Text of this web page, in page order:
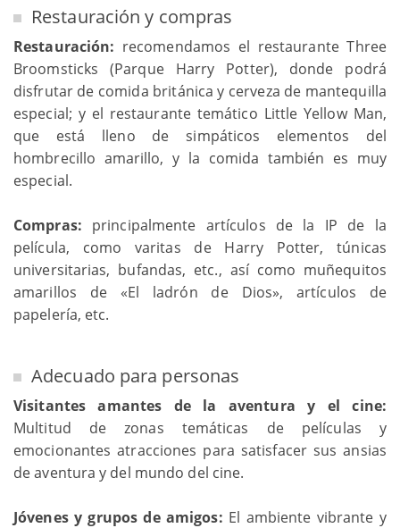
Restauración y compras
Restauración: recomendamos el restaurante Three
Broomsticks (Parque Harry Potter), donde podrá
disfrutar de comida británica y cerveza de mantequilla
especial; y el restaurante temático Little Yellow Man,
que está lleno de simpáticos elementos del
hombrecillo amarillo, y la comida también es muy
especial.
Compras: principalmente artículos de la IP de la
película, como varitas de Harry Potter, túnicas
universitarias, bufandas, etc., así como muñequitos
amarillos de «El ladrón de Dios», artículos de
papelería, etc.
Adecuado para personas
Visitantes amantes de la aventura y el cine:
Multitud de zonas temáticas de películas y
emocionantes atracciones para satisfacer sus ansias
de aventura y del mundo del cine.
Jóvenes y grupos de amigos: El ambiente vibrante y